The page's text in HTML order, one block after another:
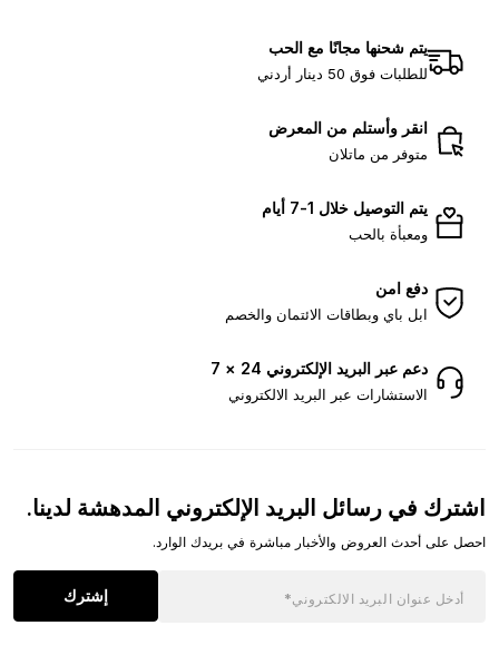
يتم شحنها مجانًا مع الحب
للطلبات فوق 50 دينار أردني
انقر وأستلم من المعرض
متوفر من ماتلان
يتم التوصيل خلال 1-7 أيام
ومعبأة بالحب
دفع امن
ابل باي وبطاقات الائتمان والخصم
دعم عبر البريد الإلكتروني 24 × 7
الاستشارات عبر البريد الالكتروني
اشترك في رسائل البريد الإلكتروني المدهشة لدينا.
احصل على أحدث العروض والأخبار مباشرة في بريدك الوارد.
إشترك